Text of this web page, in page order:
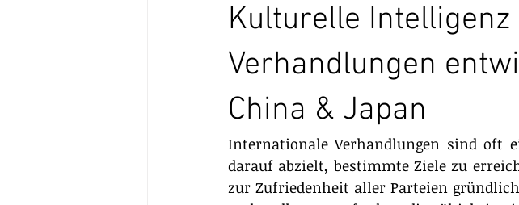
Kulturelle
Verhandlungen
China & Japan
Internationale Verhandlungen sind oft
darauf abzielt, bestimmte Ziele zu
zur Zufriedenheit aller Parteien